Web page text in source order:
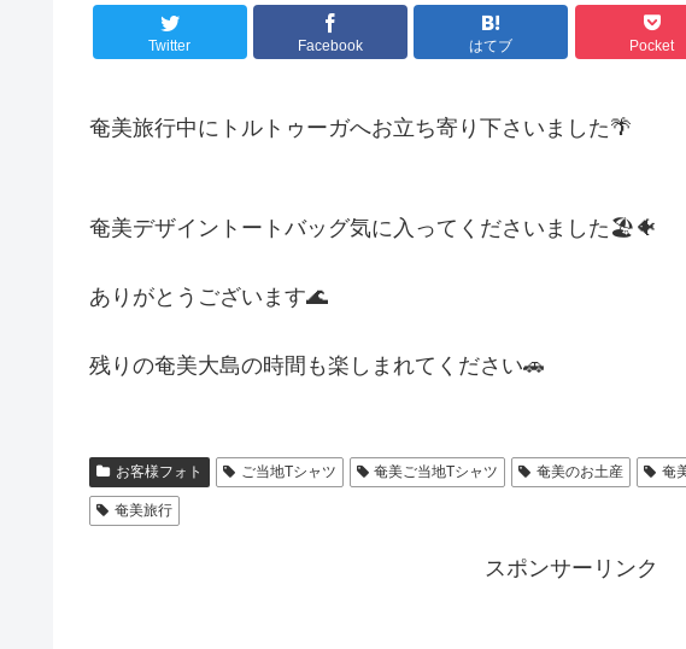
Twitter Facebook はてブ Pocket
奄美旅行中にトルトゥーガへお立ち寄り下さいました🌴
奄美デザイントートバッグ気に入ってくださいました🏖🐠
ありがとうございます🌊
残りの奄美大島の時間も楽しまれてください🚗
お客様フォト ご当地Tシャツ 奄美ご当地Tシャツ 奄美のお土産 奄
奄美旅行
スポンサーリンク